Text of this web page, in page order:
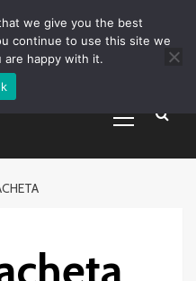
Vrei sa fii DJ?
Menu
we give you the best
continue to use this site we
are happy with it.